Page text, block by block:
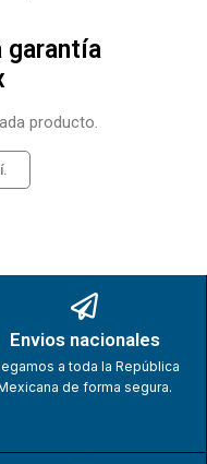
garantía
producto.
Envios nacionales
a toda la República
de forma segura.